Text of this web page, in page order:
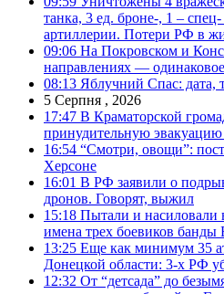
танка, 3 ед. броне-, 1 –
артиллерии. Потери РФ в
09:06 На Покровском и
направлениях —
08:13 Яблучний Спас: дата,
5 Серпня , 2026
17:47 В Краматорской
принудительную эвакуацию
16:54 “Смотри, овощи”:
Херсоне
16:01 В РФ заявили о
дронов. Говорят, выжил
15:18 Пытали и насиловали
имена трех боевиков банды
13:25 Еще как минимум 35
Донецкой области: 3-х РФ
12:32 От “детсада” до